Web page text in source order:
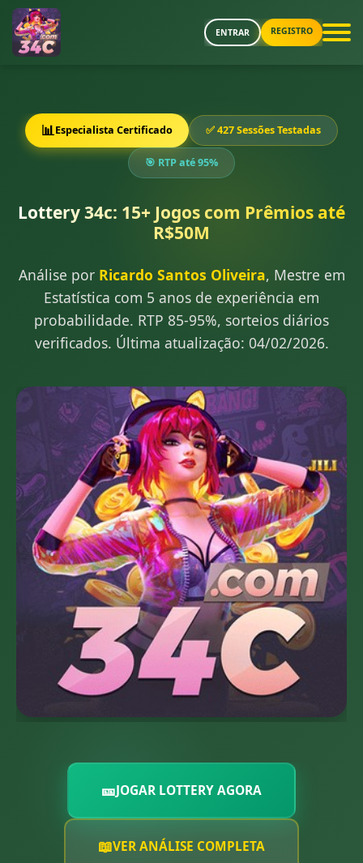
ENTRAR REGISTRO
📊Especialista Certificado ✅ 427 Sessões Testadas
🎯 RTP até 95%
Lottery 34c: 15+ Jogos com Prêmios até
R$50M
Análise por Ricardo Santos Oliveira, Mestre em
Estatística com 5 anos de experiência em
probabilidade. RTP 85-95%, sorteios diários
verificados. Última atualização: 04/02/2026.
🎫JOGAR LOTTERY AGORA
📖VER ANÁLISE COMPLETA